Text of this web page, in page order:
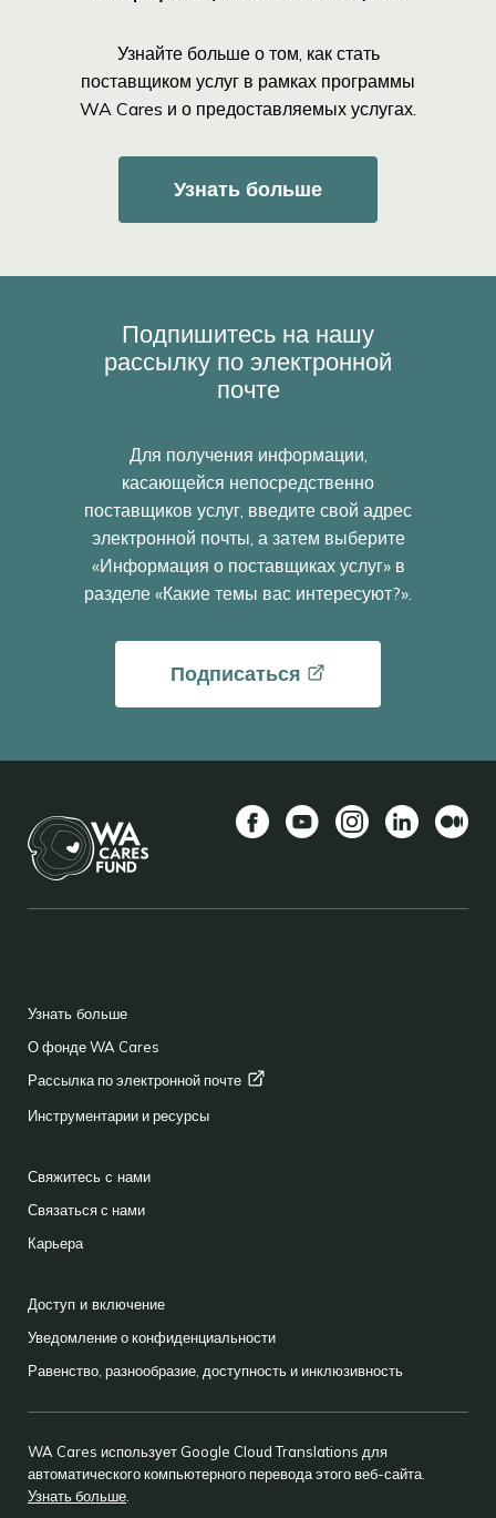
Узнайте больше о том, как стать
поставщиком услуг в рамках программы
WA Cares и о предоставляемых услугах.
Узнать больше
Подпишитесь на нашу
рассылку по электронной
почте
Для получения информации,
касающейся непосредственно
поставщиков услуг, введите свой адрес
электронной почты, а затем выберите
«Информация о поставщиках услуг» в
разделе «Какие темы вас интересуют?».
Подписаться
Узнать больше
О фонде WA Cares
Рассылка по электронной почте
Инструментарии и ресурсы
Свяжитесь с нами
Связаться с нами
Карьера
Доступ и включение
Уведомление о конфиденциальности
Равенство, разнообразие, доступность и инклюзивность
WA Cares использует Google Cloud Translations для
автоматического компьютерного перевода этого веб-сайта.
Узнать больше.